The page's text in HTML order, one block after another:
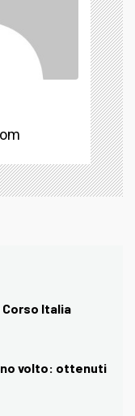
Corso Italia
volto: ottenuti